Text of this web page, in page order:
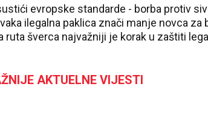
evropske standarde - borba protiv
ilegalna paklica znači manje novca za
ruta šverca najvažniji je korak u zaštiti
AKTUELNE VIJESTI